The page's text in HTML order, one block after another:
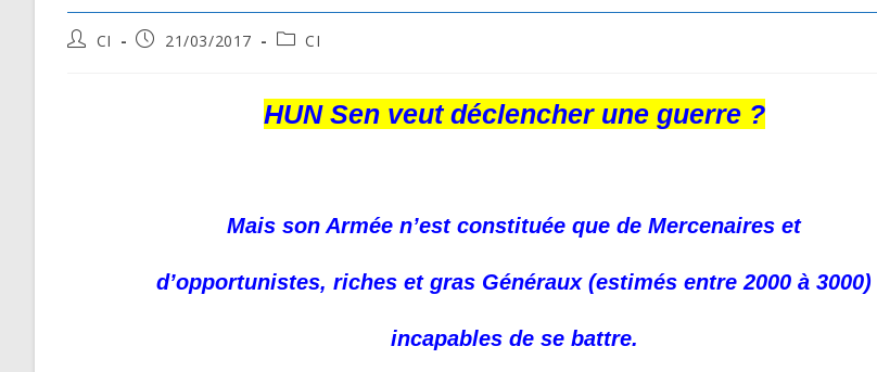
PostCI
Post21/03/2017
PostCI
HUN Sen veut déclencher une guerre ?
Mais son Armée n’est constituée que de Mercenaires et
d’opportunistes, riches et gras Généraux (estimés entre 2000 à 3000)
incapables de se battre.